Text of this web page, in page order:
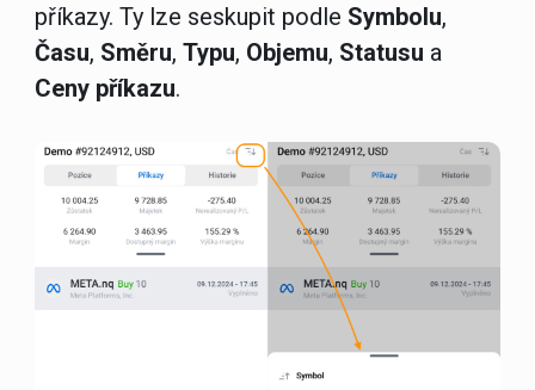
příkazy. Ty lze seskupit podle Symbolu,
Času, Směru, Typu, Objemu, Statusu a
Ceny příkazu.